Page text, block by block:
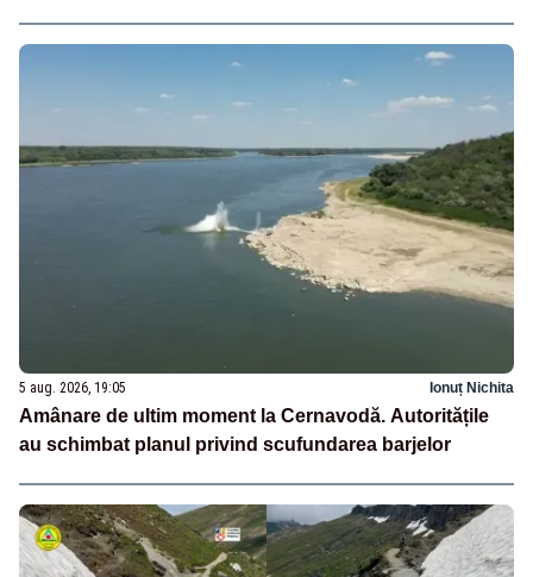
5 aug. 2026, 19:05 Ionuț Nichita
Amânare de ultim moment la Cernavodă. Autoritățile
au schimbat planul privind scufundarea barjelor